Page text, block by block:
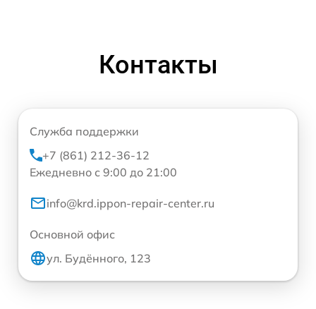
Контакты
Служба поддержки
+7 (861) 212-36-12
Ежедневно с 9:00 до 21:00
info@krd.ippon-repair-center.ru
Основной офис
ул. Будённого, 123